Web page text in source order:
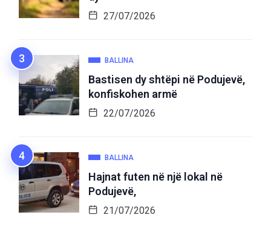
27/07/2026
BALLINA
Bastisen dy shtëpi në Podujevë,
konfiskohen armë
22/07/2026
BALLINA
Hajnat futen në një lokal në
Podujevë,
21/07/2026